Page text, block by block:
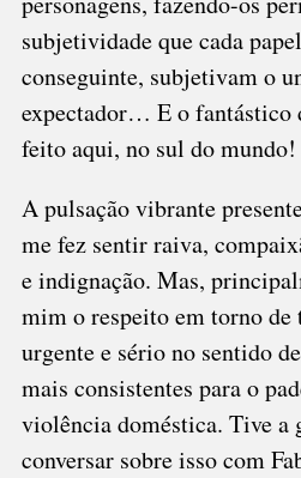
subjetividade que cada
conseguinte, subjetivam o
expectador… E o fantástico
feito aqui, no sul do mundo!
A pulsação vibrante
me fez sentir raiva,
e indignação. Mas,
mim o respeito em torno
urgente e sério no sentido
mais consistentes para o
violência doméstica. Tive a
conversar sobre isso com